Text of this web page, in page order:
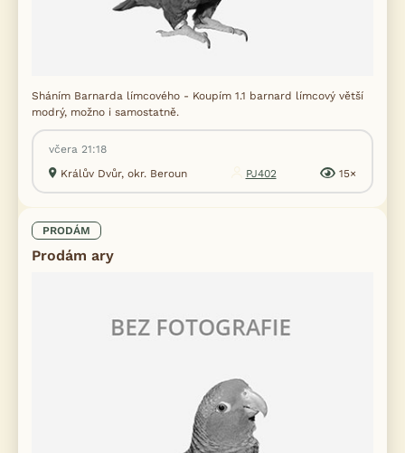
Sháním Barnarda límcového - Koupím 1.1 barnard límcový větší
modrý, možno i samostatně.
včera 21:18
Králův Dvůr, okr. Beroun
PJ402 15×
PRODÁM
Prodám ary